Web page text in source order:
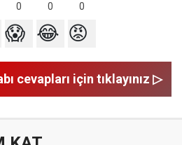
0 0 0
😱 😂 😡
cevapları için tıklayınız ▷